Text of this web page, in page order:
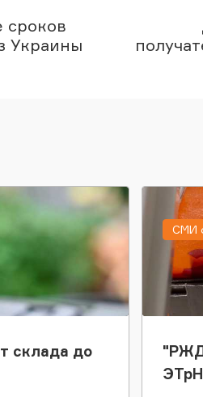
сроков
Украины
склада до
ЭТрН
СМИ